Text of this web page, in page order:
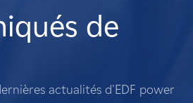
de
actualités d'EDF power